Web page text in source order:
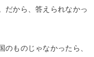
だから、答えられなかっ
のものじゃなかったら、